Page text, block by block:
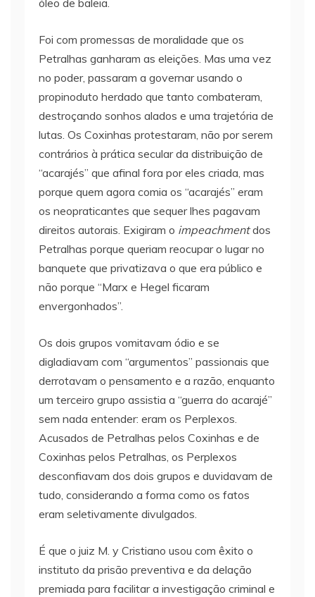
óleo de baleia.
Foi com promessas de moralidade que os
Petralhas ganharam as eleições. Mas uma vez
no poder, passaram a governar usando o
propinoduto herdado que tanto combateram,
destroçando sonhos alados e uma trajetória de
lutas. Os Coxinhas protestaram, não por serem
contrários à prática secular da distribuição de
“acarajés” que afinal fora por eles criada, mas
porque quem agora comia os “acarajés” eram
os neopraticantes que sequer lhes pagavam
direitos autorais. Exigiram o impeachmentdos
Petralhas porque queriam reocupar o lugar no
banquete que privatizava o que era público e
não porque “Marx e Hegel ficaram
envergonhados”.
Os dois grupos vomitavam ódio e se
digladiavam com “argumentos” passionais que
derrotavam o pensamento e a razão, enquanto
um terceiro grupo assistia a “guerra do acarajé”
sem nada entender: eram os Perplexos.
Acusados de Petralhas pelos Coxinhas e de
Coxinhas pelos Petralhas, os Perplexos
desconfiavam dos dois grupos e duvidavam de
tudo, considerando a forma como os fatos
eram seletivamente divulgados.
É que o juiz M. y Cristiano usou com êxito o
instituto da prisão preventiva e da delação
premiada para facilitar a investigação criminal e